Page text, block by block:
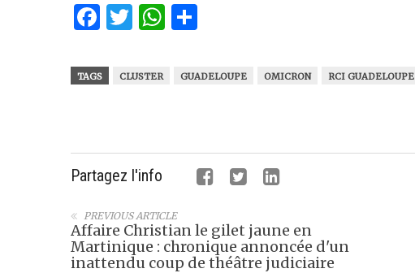
Facebook
Twitter
WhatsApp
TAGS CLUSTER GUADELOUPE OMICRON RCI GUADELOUPE
Partagez l'info
PREVIOUS ARTICLE
Affaire Christian le gilet jaune en
Martinique : chronique annoncée d'un
inattendu coup de théâtre judiciaire